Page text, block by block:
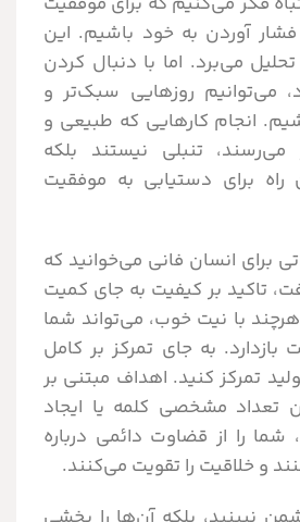
فشار آوردن به خود باشیم. این
می‌برد. اما با دنبال کردن
می‌توانیم روزهایی سبک‌تر و
انجام کارهایی که طبیعی و
تنبلی نیستند بلکه
راه برای دستیابی به موفقیت
برای انسان فانی می‌خوانید که
تاکید بر کیفیت به جای کمیت
با نیت خوب، می‌تواند شما
بازدارد. به جای تمرکز بر کامل
تمرکز کنید. اهداف مبتنی بر
تعداد مشخصی کلمه یا ایجاد
شما را از قضاوت دائمی درباره
و خلاقیت را تقویت می‌کنند.